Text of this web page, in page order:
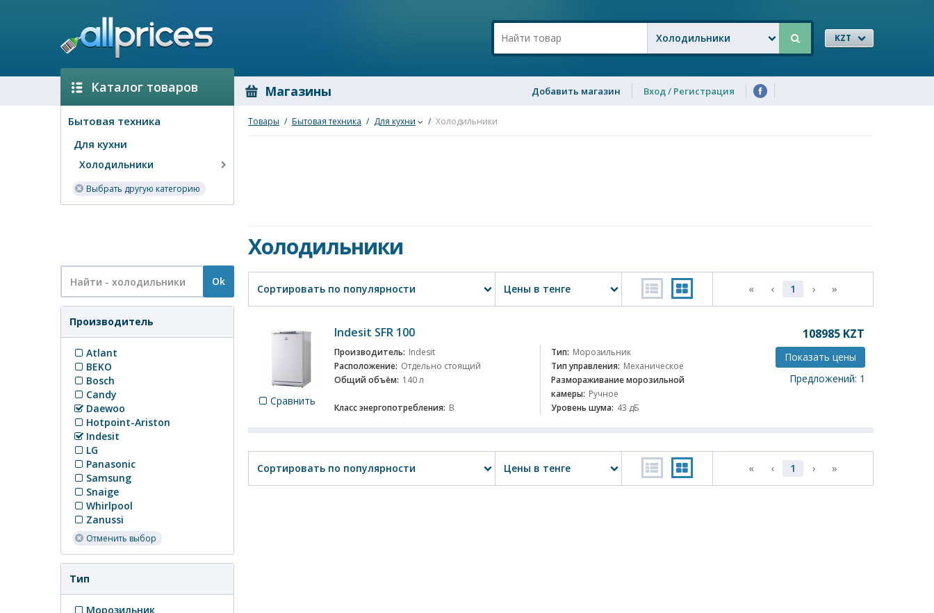
Холодильники KZT
Каталог товаров Магазины Добавить магазин Вход / Регистрация
Бытовая техника
Для кухни
Холодильники
Выбрать другую категорию
Ok
Производитель
Atlant
BEKO
Bosch
Candy
Daewoo
Hotpoint-Ariston
Indesit
LG
Panasonic
Samsung
Snaige
Whirlpool
Zanussi
Отменить выбор
Тип
Морозильник
Товары / Бытовая техника / Для кухни / Холодильники
Холодильники
Сортировать по популярности Цены в тенге « ‹ 1 › »
Сравнить
Indesit SFR 100
Производитель: Indesit Тип: Морозильник
Расположение: Отдельно стоящий Тип управления: Механическое
Общий объём: 140 л
Размораживание морозильной
камеры: Ручное
Класс энергопотребления: B Уровень шума: 43 дБ
108985 KZT
Показать цены
Предложений: 1
Сортировать по популярности Цены в тенге « ‹ 1 › »